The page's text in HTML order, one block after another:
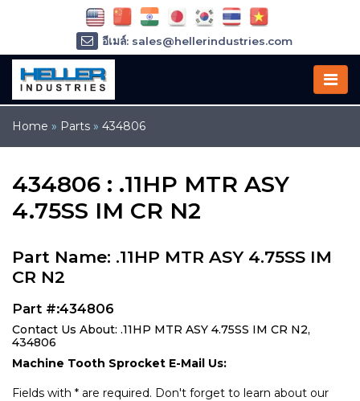
Home » Parts » 434806
434806 : .11HP MTR ASY
4.75SS IM CR N2
Part Name: .11HP MTR ASY 4.75SS IM
CR N2
Part #:434806
Contact Us About: .11HP MTR ASY 4.75SS IM CR N2,
434806
Machine Tooth Sprocket E-Mail Us:
Fields with * are required. Don't forget to learn about our
อีเมล์: sales@hellerindustries.com
อีเมล์: service@hellerindustries.com
โทรศัพท์ :